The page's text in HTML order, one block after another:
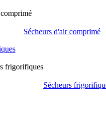
Sécheurs d'air comprimé
frigorifiques
Sécheurs